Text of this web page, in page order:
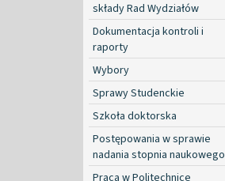
składy Rad Wydziałów
Dokumentacja kontroli i
raporty
Wybory
Sprawy Studenckie
Szkoła doktorska
Postępowania w sprawie
nadania stopnia naukowego
Praca w Politechnice